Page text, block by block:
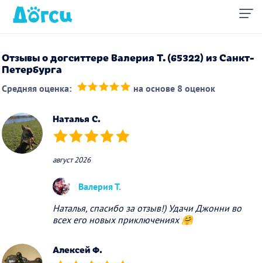
Отзывы о догситтере Валерия Т. (65322) из Санкт-
Петербурга
Средняя оценка: на основе 8 оценок
Наталья С.
(*) (*) (*) (*) (*)
август 2026
Валерия Т.
Наталья, спасибо за отзыв!) Удачи Джонни во
всех его новых приключениях 🤗
Алексей Ф.